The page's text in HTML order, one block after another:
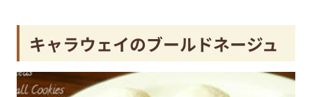
キャラウェイのブールドネージュ